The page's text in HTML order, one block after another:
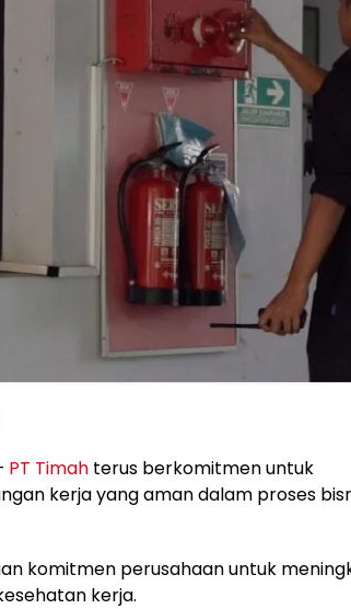
PT Timah terus berkomitmen untuk
kerja yang aman dalam proses
komitmen perusahaan untuk
kerja.